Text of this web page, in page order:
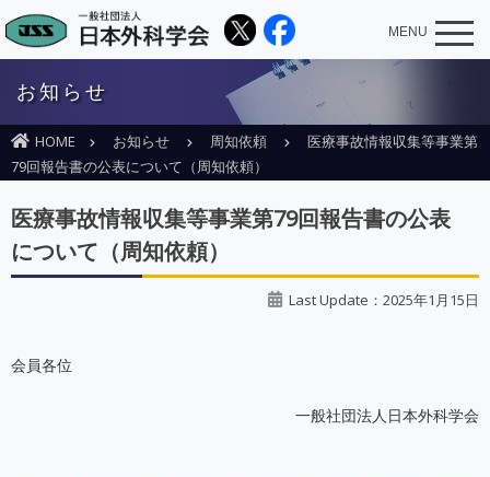
MENU
お知らせ
HOME お知らせ 周知依頼
医療事故情報収集等事業第
79回報告書の公表について（周知依頼）
医療事故情報収集等事業第79回報告書の公表
について（周知依頼）
Last Update：2025年1月15日
会員各位
一般社団法人日本外科学会